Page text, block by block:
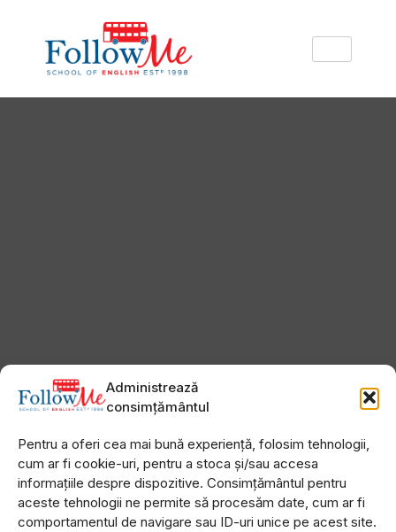
Administrează
consimțământul
Pentru a oferi cea mai bună experiență, folosim tehnologii,
cum ar fi cookie-uri, pentru a stoca și/sau accesa
informațiile despre dispozitive. Consimțământul pentru
aceste tehnologii ne permite să procesăm date, cum ar fi
comportamentul de navigare sau ID-uri unice pe acest site.